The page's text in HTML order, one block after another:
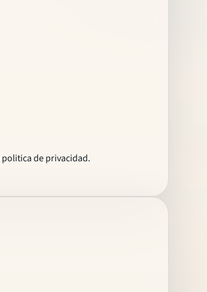
politica de privacidad.